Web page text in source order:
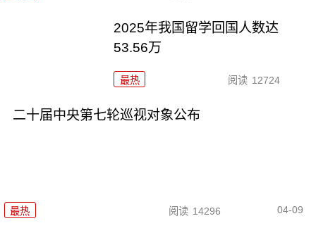
2025年我国留学回国人数达
53.56万
最热 阅读 12724
二十届中央第七轮巡视对象公布
最热 阅读 14296 04-09